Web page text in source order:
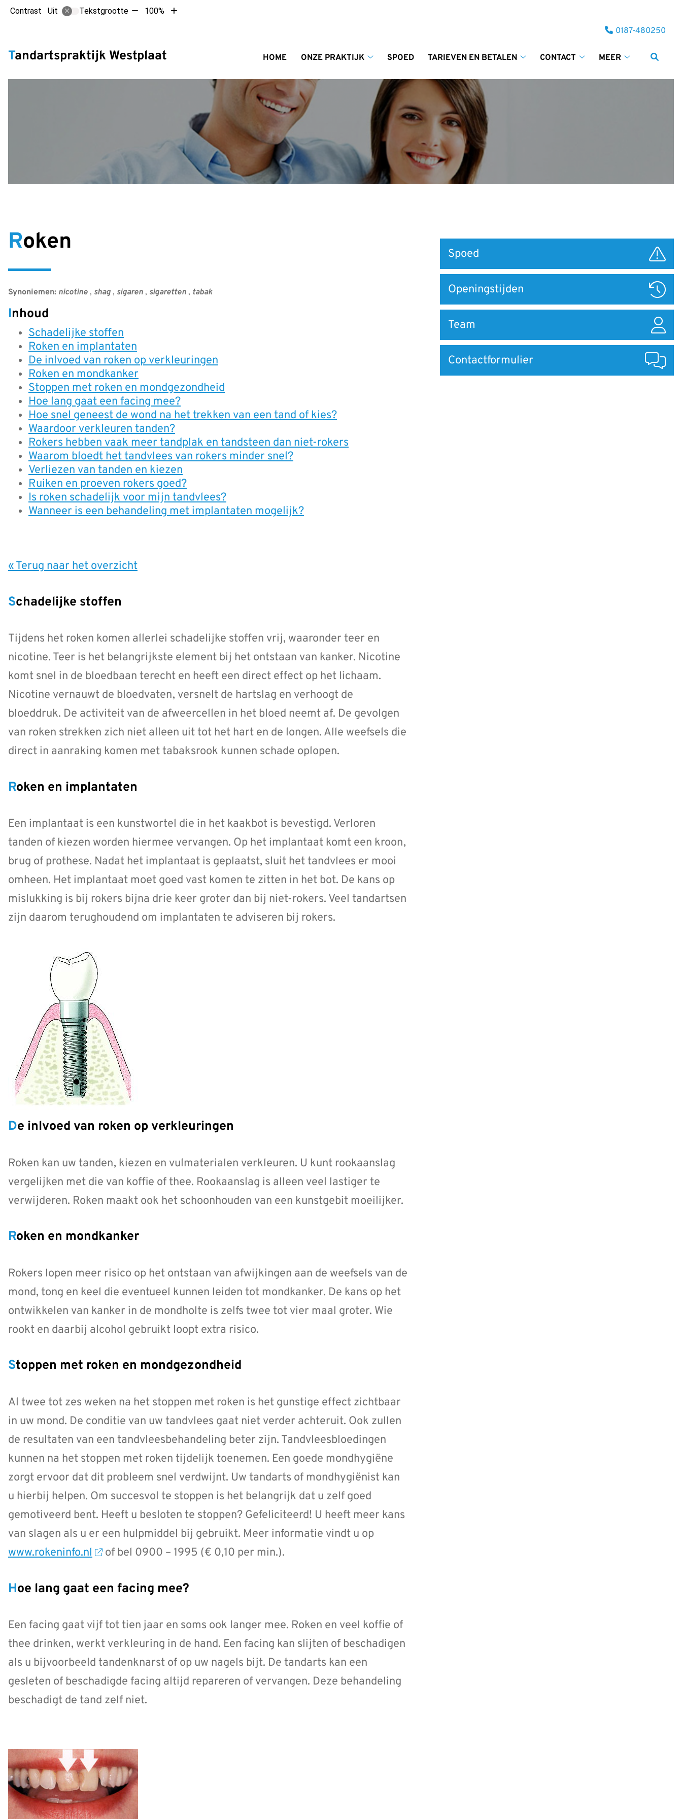
Contrast Uit Tekstgrootte Tekst100%
Tekst
Tandartspraktijk Westplaat HOME
ONZE PRAKTIJK
praktijk
submenu
SPOED
TARIEVEN EN BETALEN
en
CONTACT
submenu
MEER
submenu
Tel:
0187-480250
Roken
Synoniemen: nicotine , shag , sigaren , sigaretten , tabak
Inhoud
Schadelijke stoffen
Roken en implantaten
De inlvoed van roken op verkleuringen
Roken en mondkanker
Stoppen met roken en mondgezondheid
Hoe lang gaat een facing mee?
Hoe snel geneest de wond na het trekken van een tand of kies?
Waardoor verkleuren tanden?
Rokers hebben vaak meer tandplak en tandsteen dan niet-rokers
Waarom bloedt het tandvlees van rokers minder snel?
Verliezen van tanden en kiezen
Ruiken en proeven rokers goed?
Is roken schadelijk voor mijn tandvlees?
Wanneer is een behandeling met implantaten mogelijk?
« Terug naar het overzicht
Schadelijke stoffen
Tijdens het roken komen allerlei schadelijke stoffen vrij, waaronder teer en
nicotine. Teer is het belangrijkste element bij het ontstaan van kanker. Nicotine
komt snel in de bloedbaan terecht en heeft een direct effect op het lichaam.
Nicotine vernauwt de bloedvaten, versnelt de hartslag en verhoogt de
bloeddruk. De activiteit van de afweercellen in het bloed neemt af. De gevolgen
van roken strekken zich niet alleen uit tot het hart en de longen. Alle weefsels die
direct in aanraking komen met tabaksrook kunnen schade oplopen.
Roken en implantaten
Een implantaat is een kunstwortel die in het kaakbot is bevestigd. Verloren
tanden of kiezen worden hiermee vervangen. Op het implantaat komt een kroon,
brug of prothese. Nadat het implantaat is geplaatst, sluit het tandvlees er mooi
omheen. Het implantaat moet goed vast komen te zitten in het bot. De kans op
mislukking is bij rokers bijna drie keer groter dan bij niet-rokers. Veel tandartsen
zijn daarom terughoudend om implantaten te adviseren bij rokers.
De inlvoed van roken op verkleuringen
Roken kan uw tanden, kiezen en vulmaterialen verkleuren. U kunt rookaanslag
vergelijken met die van koffie of thee. Rookaanslag is alleen veel lastiger te
verwijderen. Roken maakt ook het schoonhouden van een kunstgebit moeilijker.
Roken en mondkanker
Rokers lopen meer risico op het ontstaan van afwijkingen aan de weefsels van de
mond, tong en keel die eventueel kunnen leiden tot mondkanker. De kans op het
ontwikkelen van kanker in de mondholte is zelfs twee tot vier maal groter. Wie
rookt en daarbij alcohol gebruikt loopt extra risico.
Stoppen met roken en mondgezondheid
Al twee tot zes weken na het stoppen met roken is het gunstige effect zichtbaar
in uw mond. De conditie van uw tandvlees gaat niet verder achteruit. Ook zullen
de resultaten van een tandvleesbehandeling beter zijn. Tandvleesbloedingen
kunnen na het stoppen met roken tijdelijk toenemen. Een goede mondhygiëne
zorgt ervoor dat dit probleem snel verdwijnt. Uw tandarts of mondhygiënist kan
u hierbij helpen. Om succesvol te stoppen is het belangrijk dat u zelf goed
gemotiveerd bent. Heeft u besloten te stoppen? Gefeliciteerd! U heeft meer kans
van slagen als u er een hulpmiddel bij gebruikt. Meer informatie vindt u op
www.rokeninfo.nl
of bel 0900 – 1995 (€ 0,10 per min.).
Hoe lang gaat een facing mee?
Een facing gaat vijf tot tien jaar en soms ook langer mee. Roken en veel koffie of
thee drinken, werkt verkleuring in de hand. Een facing kan slijten of beschadigen
als u bijvoorbeeld tandenknarst of op uw nagels bijt. De tandarts kan een
gesleten of beschadigde facing altijd repareren of vervangen. Deze behandeling
beschadigt de tand zelf niet.
naar
Spoed
Openingstijden
Team
Contactformulier